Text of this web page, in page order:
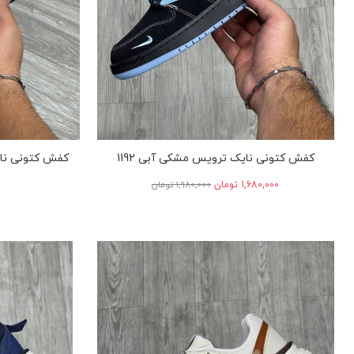
کفش کتونی نایک ترویس مشکی آبی 1192
‎1,680,000 تومان ‎1,980,000 تومان
کفش کتونی